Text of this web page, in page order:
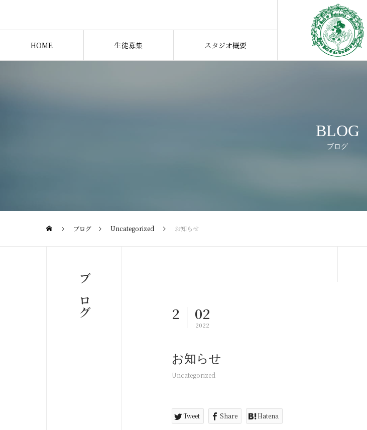
HOME 生徒募集 スタジオ概要
BLOG
ブログ
ブログ Uncategorized お知らせ
ブログ 2 02
2022
お知らせ
Uncategorized
Tweet Share Hatena